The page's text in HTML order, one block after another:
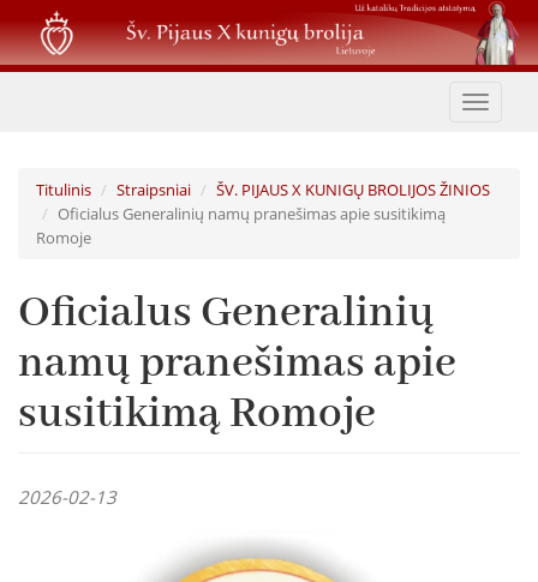
Pereiti
į
pagrindinį
Toggle
Titulinis Straipsniai
ŠV. PIJAUS X KUNIGŲ BROLIJOS ŽINIOS
Oficialus Generalinių namų pranešimas apie susitikimą
Romoje
Oficialus Generalinių
namų pranešimas apie
susitikimą Romoje
2026-02-13